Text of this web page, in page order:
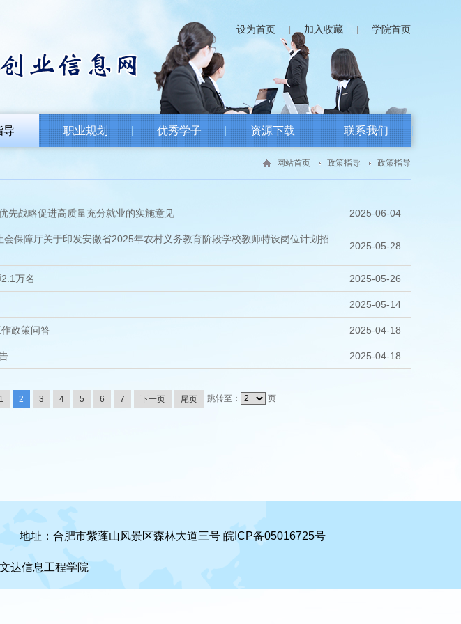
设为首页 加入收藏 学院首页
导 职业规划 优秀学子 资源下载 联系我们
网站首页 政策指导 政策指导
先战略促进高质量充分就业的实施意见 2025-06-04
保障厅关于印发安徽省2025年农村义务教育阶段学校教师特设岗位计划招
2025-05-28
万名 2025-05-26
2025-05-14
政策问答 2025-04-18
2025-04-18
1 2 3 4 5 6 7 下一页 尾页 跳转至： 页
地址：合肥市紫蓬山风景区森林大道三号 皖ICP备05016725号
达信息工程学院